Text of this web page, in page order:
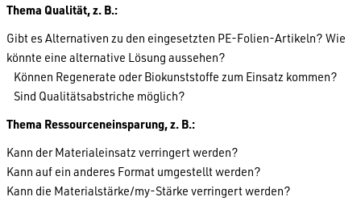
Thema Qualität, z. B.:
Gibt es Alternativen zu den eingesetzten PE-Folien-Artikeln? Wie
könnte eine alternative Lösung aussehen?
Können Regenerate oder Biokunststoffe zum Einsatz kommen?
Sind Qualitätsabstriche möglich?
Thema Ressourceneinsparung, z. B.:
Kann der Materialeinsatz verringert werden?
Kann auf ein anderes Format umgestellt werden?
Kann die Materialstärke/my-Stärke verringert werden?